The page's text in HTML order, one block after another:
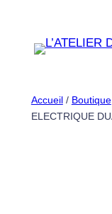
contenu
Accueil/ Boutique
ELECTRIQUE